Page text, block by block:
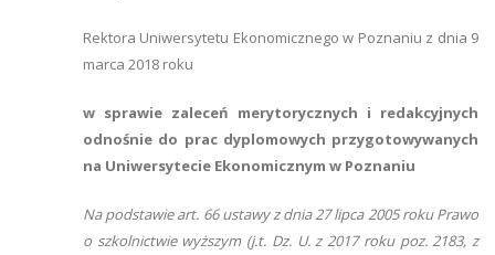
Rektora Uniwersytetu Ekonomicznego w Poznaniu z dnia 9
marca 2018 roku
w sprawie zaleceń merytorycznych i redakcyjnych
odnośnie do prac dyplomowych przygotowywanych
na Uniwersytecie Ekonomicznym w Poznaniu
Na podstawie art. 66 ustawy z dnia 27 lipca 2005 roku Prawo
o szkolnictwie wyższym (j.t. Dz. U. z 2017 roku poz. 2183, z